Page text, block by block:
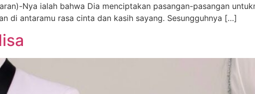
Nya ialah bahwa Dia menciptakan pasangan-pasangan
di antaramu rasa cinta dan kasih sayang. Sesungguhnya […]